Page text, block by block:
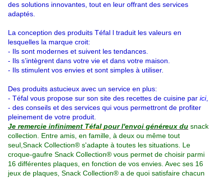
des solutions innovantes, tout en leur offrant des services
adaptés.
La conception des produits Téfal l traduit les valeurs en
lesquelles la marque croit:
- Ils sont modernes et suivent les tendances.
- Ils s’intègrent dans votre vie et dans votre maison.
- Ils stimulent vos envies et sont simples à utiliser.
Des produits astucieux avec un service en plus:
- Téfal vous propose sur son site des recettes de cuisine par ici,
- des conseils et des services qui vous permettront de profiter
pleinement de votre produit.
Je remercie infiniment Téfal pour l'envoi généreux du snack
collection. Entre amis, en famille, à deux ou même tout
seul, Snack Collection® s'adapte à toutes les situations. Le
croque-gaufre Snack Collection® vous permet de choisir parmi
16 différentes plaques , en fonction de vos envies. Avec ses 16
jeux de plaques, Snack Collection® a de quoi satisfaire chacun